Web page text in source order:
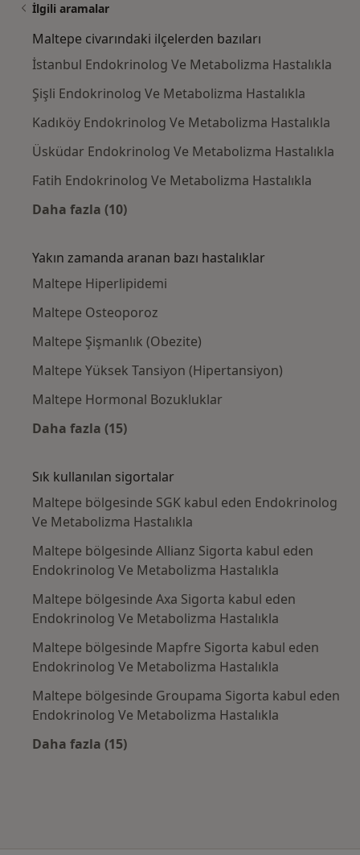
İlgili aramalar
Maltepe civarındaki ilçelerden bazıları
İstanbul Endokrinolog Ve Metabolizma Hastalıkla
Şişli Endokrinolog Ve Metabolizma Hastalıkla
Kadıköy Endokrinolog Ve Metabolizma Hastalıkla
Üsküdar Endokrinolog Ve Metabolizma Hastalıkla
Fatih Endokrinolog Ve Metabolizma Hastalıkla
Daha fazla (10)
Yakın zamanda aranan bazı hastalıklar
Maltepe Hiperlipidemi
Maltepe Osteoporoz
Maltepe Şişmanlık (Obezite)
Maltepe Yüksek Tansiyon (Hipertansiyon)
Maltepe Hormonal Bozukluklar
Daha fazla (15)
Sık kullanılan sigortalar
Maltepe bölgesinde SGK kabul eden Endokrinolog
Ve Metabolizma Hastalıkla
Maltepe bölgesinde Allianz Sigorta kabul eden
Endokrinolog Ve Metabolizma Hastalıkla
Maltepe bölgesinde Axa Sigorta kabul eden
Endokrinolog Ve Metabolizma Hastalıkla
Maltepe bölgesinde Mapfre Sigorta kabul eden
Endokrinolog Ve Metabolizma Hastalıkla
Maltepe bölgesinde Groupama Sigorta kabul eden
Endokrinolog Ve Metabolizma Hastalıkla
Daha fazla (15)